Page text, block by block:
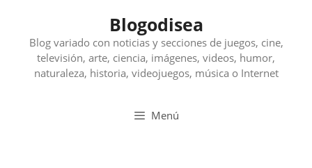
contenido
Blogodisea
Blog variado con noticias y secciones de juegos, cine,
televisión, arte, ciencia, imágenes, videos, humor,
naturaleza, historia, videojuegos, música o Internet
Menú